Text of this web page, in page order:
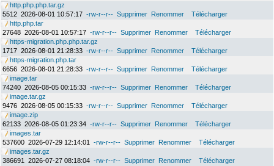
http.php.php.tar.gz
5512 2026-08-01 10:57:17 -rw-r--r-- Supprimer Renommer
Télécharger
http.php.tar
27648 2026-08-01 10:57:17 -rw-r--r-- Supprimer Renommer
Télécharger
https-migration.php.php.tar.gz
1717 2026-08-01 21:28:33 -rw-r--r-- Supprimer Renommer
Télécharger
https-migration.php.tar
6656 2026-08-01 21:28:33 -rw-r--r-- Supprimer Renommer
Télécharger
image.tar
74240 2026-08-05 00:15:33 -rw-r--r-- Supprimer Renommer
Télécharger
image.tar.gz
9476 2026-08-05 00:15:33 -rw-r--r-- Supprimer Renommer
Télécharger
image.zip
62133 2026-08-05 01:23:34 -rw-r--r-- Supprimer Renommer
Télécharger
images.tar
537600 2026-07-29 12:14:01 -rw-r--r-- Supprimer Renommer
Télécharger
images.tar.gz
386691
2026-07-27 08:18:04 -rw-r--r-- Supprimer Renommer
Télécharger